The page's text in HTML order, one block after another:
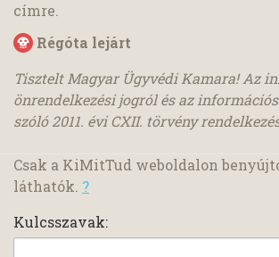
címre.
Régóta lejárt
Tisztelt Magyar Ügyvédi Kamara! Az
önrendelkezési jogról és az
szóló 2011. évi CXII. törvény
Csak a KiMitTud weboldalon
láthatók. ?
Kulcsszavak: